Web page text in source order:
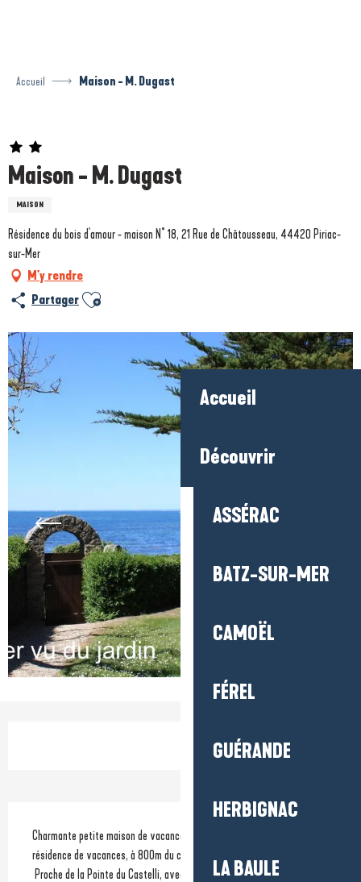
Accueil
Découvrir
ASSÉRAC
BATZ-SUR-MER
CAMOËL
FÉREL
GUÉRANDE
HERBIGNAC
LA BAULE
Accueil Maison - M. Dugast
Maison - M. Dugast
MAISON
Prestataire engagé dans une démarche écoresponsable
Résidence du bois d'amour - maison N° 18, 21 Rue de Châtousseau, 44420 Piriac-
sur-Mer
M'y rendre
Partager Ajouter aux favoris
Ouverture et coordonnées
Description
Charmante petite maison de vacances, face à la mer, située dans une
résidence de vacances, à 800m du centre de Piriac-sur-Mer.